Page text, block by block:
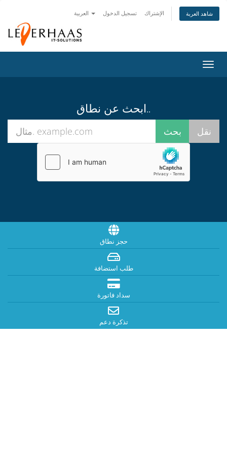
تسجيل الدخول الإشتراك شاهد العربة
تبديل
التنقل
ابحث عن نطاق..
حجز نطاق
طلب استضافة
سداد فاتورة
تذكرة دعم